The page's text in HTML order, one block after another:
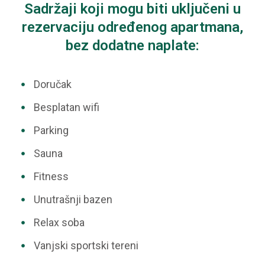
Sadržaji koji mogu biti uključeni u
rezervaciju određenog apartmana,
bez dodatne naplate:
Doručak
Besplatan wifi
Parking
Sauna
Fitness
Unutrašnji bazen
Relax soba
Vanjski sportski tereni